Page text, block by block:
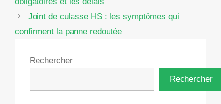
Joint de culasse HS : les symptômes qui
confirment la panne redoutée
Rechercher
Rechercher